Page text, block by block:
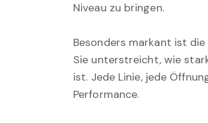
Niveau zu bringen.
Besonders markant ist
Sie unterstreicht, wie
ist. Jede Linie, jede
Performance.